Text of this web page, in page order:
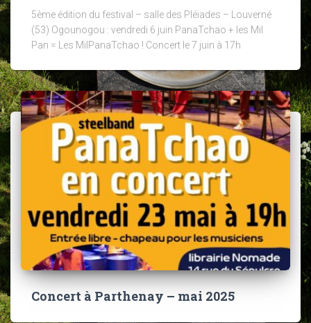
5ème édition du festival – salle des Pléiades – Louverné
(53) Ogounogou : vendredi 6 juin PanaTchao + les Mil
Pan = Les MilPanaTchao ! Concert le 7 juin à 17h
Concert à Parthenay – mai 2025